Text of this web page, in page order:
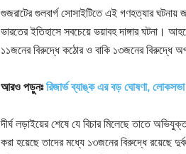
গুজরাটের গুলবার্গ সোসাইটিতে এই গণহত্যার
ভারতের ইতিহাসে সবচেয়ে ভয়াবহ দাঙ্গার ঘটনা।
১১জনের বিরুদ্ধে কঠোর ও বাকি ১৩জনের বিরুদ্ধে
আরও পড়ুনঃরিজার্ভ ব্যাঙ্ক এর বড় ঘোষণা,
দীর্ঘ লড়াইয়ের শেষে যে বিচার মিলেছে তাতে
করা হয়েছে তাদের মধ্যে ১৩জনের বিরুদ্ধে রয়েছে